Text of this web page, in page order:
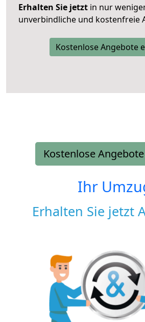
Erhalten Sie jetzt in nur
unverbindliche und kostenfreie
Kostenlose Angebote
Kostenlose
Ihr
Erhalten Sie jetzt